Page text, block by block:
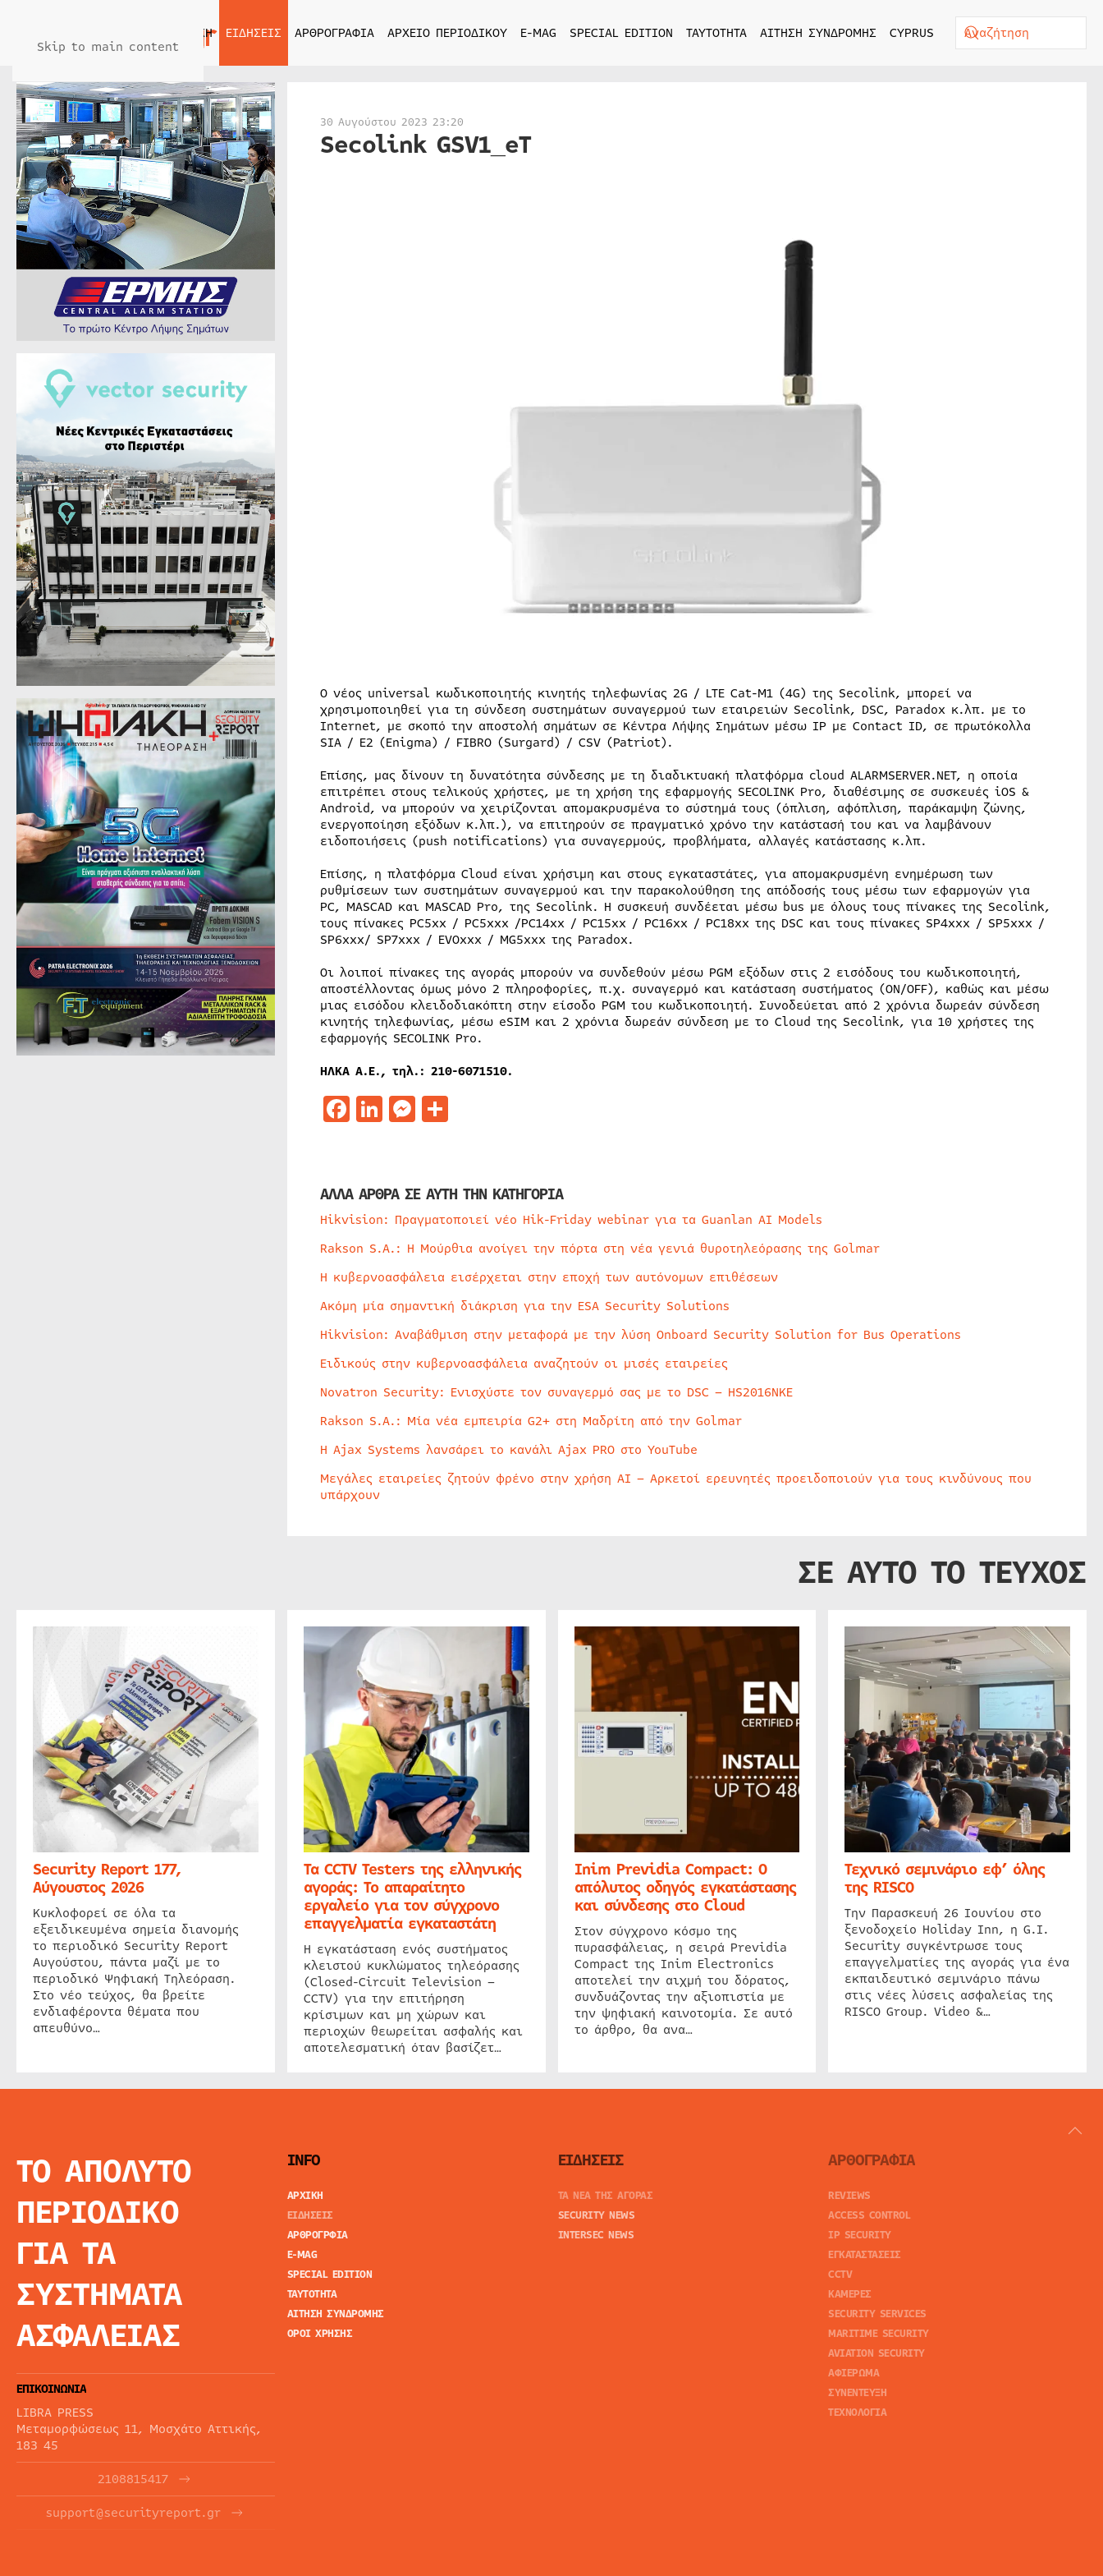
Skip to main content
ΑΡΧΙΚΗ ΕΙΔΗΣΕΙΣ ΑΡΘΡΟΓΡΑΦΙΑ ΑΡΧΕΙΟ ΠΕΡΙΟΔΙΚΟΥ E-MAG SPECIAL EDITION ΤΑΥΤΟΤΗΤΑ ΑΙΤΗΣΗ ΣΥΝΔΡΟΜΗΣ CYPRUS
30 Αυγούστου 2023 23:20
Secolink GSV1_eT
Ο νέος universal κωδικοποιητής κινητής τηλεφωνίας 2G / LTE Cat-M1 (4G) της Secolink, μπορεί να
χρησιμοποιηθεί για τη σύνδεση συστημάτων συναγερμού των εταιρειών Secolink, DSC, Paradox κ.λπ. με το
Internet, με σκοπό την αποστολή σημάτων σε Κέντρα Λήψης Σημάτων μέσω IP με Contact ID, σε πρωτόκολλα
SIA / E2 (Enigma) / FIBRO (Surgard) / CSV (Patriot).
Επίσης, μας δίνουν τη δυνατότητα σύνδεσης με τη διαδικτυακή πλατφόρμα cloud ALARMSERVER.NEΤ, η οποία
επιτρέπει στους τελικούς χρήστες, με τη χρήση της εφαρμογής SECOLINK Pro, διαθέσιμης σε συσκευές iOS &
Android, να μπορούν να χειρίζονται απομακρυσμένα το σύστημά τους (όπλιση, αφόπλιση, παράκαμψη ζώνης,
ενεργοποίηση εξόδων κ.λπ.), να επιτηρούν σε πραγματικό χρόνο την κατάστασή του και να λαμβάνουν
ειδοποιήσεις (push notifications) για συναγερμούς, προβλήματα, αλλαγές κατάστασης κ.λπ.
Επίσης, η πλατφόρμα Cloud είναι χρήσιμη και στους εγκαταστάτες, για απομακρυσμένη ενημέρωση των
ρυθμίσεων των συστημάτων συναγερμού και την παρακολούθηση της απόδοσής τους μέσω των εφαρμογών για
PC, MASCAD και MASCAD Pro, της Secolink. Η συσκευή συνδέεται μέσω bus με όλους τους πίνακες της Secolink,
τους πίνακες PC5xx / PC5xxx /PC14xx / PC15xx / PC16xx / PC18xx της DSC και τους πίνακες SP4xxx / SP5xxx /
SP6xxx/ SP7xxx / EVOxxx / MG5xxx της Paradox.
Οι λοιποί πίνακες της αγοράς μπορούν να συνδεθούν μέσω PGM εξόδων στις 2 εισόδους του κωδικοποιητή,
αποστέλλοντας όμως μόνο 2 πληροφορίες, π.χ. συναγερμό και κατάσταση συστήματος (ON/OFF), καθώς και μέσω
μιας εισόδου κλειδοδιακόπτη στην είσοδο PGM του κωδικοποιητή. Συνοδεύεται από 2 χρόνια δωρεάν σύνδεση
κινητής τηλεφωνίας, μέσω eSIM και 2 χρόνια δωρεάν σύνδεση με το Cloud της Secolink, για 10 χρήστες της
εφαρμογής SECOLINK Pro.
ΗΛΚΑ Α.Ε., τηλ.: 210-6071510.
Facebook
LinkedIn
Messenger
Μοιραστείτε
ΑΛΛΑ ΑΡΘΡΑ ΣΕ ΑΥΤΗ ΤΗΝ ΚΑΤΗΓΟΡΙΑ
Hikvision: Πραγματοποιεί νέο Hik-Friday webinar για τα Guanlan AI Models
Rakson S.A.: Η Μούρθια ανοίγει την πόρτα στη νέα γενιά θυροτηλεόρασης της Golmar
Η κυβερνοασφάλεια εισέρχεται στην εποχή των αυτόνομων επιθέσεων
Ακόμη μία σημαντική διάκριση για την ESA Security Solutions
Hikvision: Αναβάθμιση στην μεταφορά με την λύση Onboard Security Solution for Bus Operations
Ειδικούς στην κυβερνοασφάλεια αναζητούν οι μισές εταιρείες
Novatron Security: Ενισχύστε τον συναγερμό σας με το DSC – HS2016NKE
Rakson S.A.: Μία νέα εμπειρία G2+ στη Μαδρίτη από την Golmar
Η Ajax Systems λανσάρει το κανάλι Ajax PRO στο YouTube
Μεγάλες εταιρείες ζητούν φρένο στην χρήση AI – Αρκετοί ερευνητές προειδοποιούν για τους κινδύνους που
υπάρχουν
ΣΕ ΑΥΤΟ ΤΟ ΤΕΥΧΟΣ
Security Report 177,
Αύγουστος 2026
Κυκλοφορεί σε όλα τα
εξειδικευμένα σημεία διανομής
το περιοδικό Security Report
Αυγούστου, πάντα μαζί με το
περιοδικό Ψηφιακή Τηλεόραση.
Στο νέο τεύχος, θα βρείτε
ενδιαφέροντα θέματα που
απευθύνο…
Τα CCTV Testers της ελληνικής
αγοράς: Το απαραίτητο
εργαλείο για τον σύγχρονο
επαγγελματία εγκαταστάτη
Η εγκατάσταση ενός συστήματος
κλειστού κυκλώματος τηλεόρασης
(Closed-Circuit Television –
CCTV) για την επιτήρηση
κρίσιμων και μη χώρων και
περιοχών θεωρείται ασφαλής και
αποτελεσματική όταν βασίζετ…
Inim Previdia Compact: Ο
απόλυτος οδηγός εγκατάστασης
και σύνδεσης στο Cloud
Στον σύγχρονο κόσμο της
πυρασφάλειας, η σειρά Previdia
Compact της Inim Electronics
αποτελεί την αιχμή του δόρατος,
συνδυάζοντας την αξιοπιστία με
την ψηφιακή καινοτομία. Σε αυτό
το άρθρο, θα ανα…
Τεχνικό σεμινάριο εφ’ όλης
της RISCO
Την Παρασκευή 26 Ιουνίου στο
ξενοδοχείο Holiday Inn, η G.I.
Security συγκέντρωσε τους
επαγγελματίες της αγοράς για ένα
εκπαιδευτικό σεμινάριο πάνω
στις νέες λύσεις ασφαλείας της
RISCO Group. Video &…
ΤΟ ΑΠΟΛΥΤΟ
ΠΕΡΙΟΔΙΚΟ
ΓΙΑ ΤΑ
ΣΥΣΤΗΜΑΤΑ
ΑΣΦΑΛΕΙΑΣ
ΕΠΙΚΟΙΝΩΝΙΑ
LIBRA PRESS
Μεταμορφώσεως 11, Μοσχάτο Αττικής,
183 45
2108815417
support@securityreport.gr
INFO
ΑΡΧΙΚΗ
ΕΙΔΗΣΕΙΣ
ΑΡΘΡΟΓΡΦΙΑ
E-MAG
SPECIAL EDITION
ΤΑΥΤΟΤΗΤΑ
ΑΙΤΗΣΗ ΣΥΝΔΡΟΜΗΣ
ΟΡΟΙ ΧΡΗΣΗΣ
ΕΙΔΗΣΕΙΣ
ΤΑ ΝΕΑ ΤΗΣ ΑΓΟΡΑΣ
SECURITY NEWS
INTERSEC NEWS
ΑΡΘΟΓΡΑΦΙΑ
REVIEWS
ACCESS CONTROL
IP SECURITY
ΕΓΚΑΤΑΣΤΑΣΕΙΣ
CCTV
ΚΑΜΕΡΕΣ
SECURITY SERVICES
MARITIME SECURITY
AVIATION SECURITY
ΑΦΙΕΡΩΜΑ
ΣΥΝΕΝΤΕΥΞΗ
ΤΕΧΝΟΛΟΓΙΑ